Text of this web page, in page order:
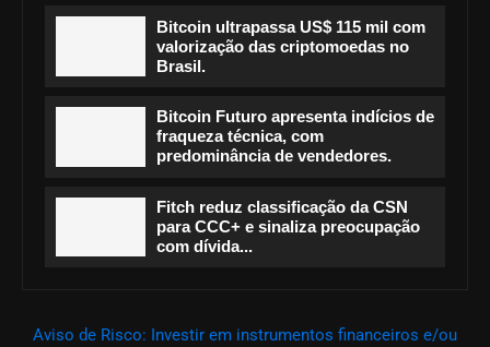
Bitcoin ultrapassa US$ 115 mil com
valorização das criptomoedas no
Brasil.
Bitcoin Futuro apresenta indícios de
fraqueza técnica, com
predominância de vendedores.
Fitch reduz classificação da CSN
para CCC+ e sinaliza preocupação
com dívida...
Aviso de Risco: Investir em instrumentos financeiros e/ou